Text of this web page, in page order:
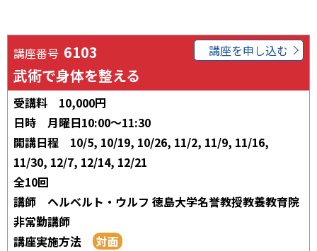
講座番号 6103
武術で身体を整える
講座を申し込む
受講料
10,000円
日時
月曜日10:00～11:30
開講日程
10/5, 10/19, 10/26, 11/2, 11/9, 11/16,
11/30, 12/7, 12/14, 12/21
全10回
講師
ヘルベルト・ウルフ 徳島大学名誉教授教養教育院
非常勤講師
講座実施方法